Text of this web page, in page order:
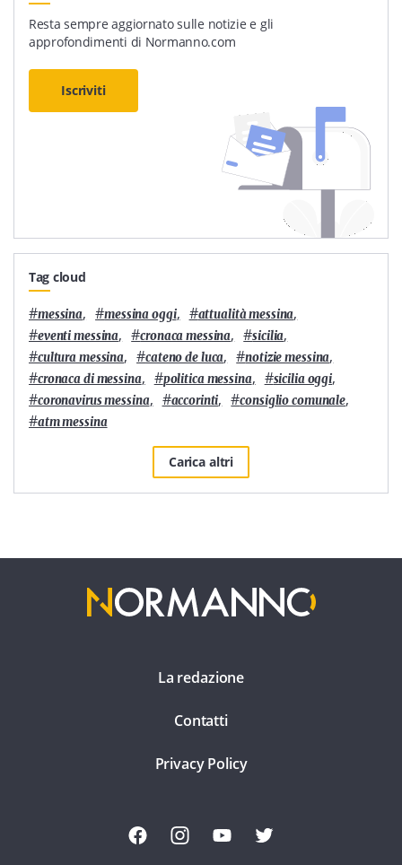
Resta sempre aggiornato sulle notizie e gli
approfondimenti di Normanno.com
Iscriviti
Tag cloud
#messina, #messina oggi, #attualità messina,
#eventi messina, #cronaca messina, #sicilia,
#cultura messina, #cateno de luca, #notizie messina,
#cronaca di messina, #politica messina, #sicilia oggi,
#coronavirus messina, #accorinti, #consiglio comunale,
#atm messina
Carica altri
La redazione
Contatti
Privacy Policy